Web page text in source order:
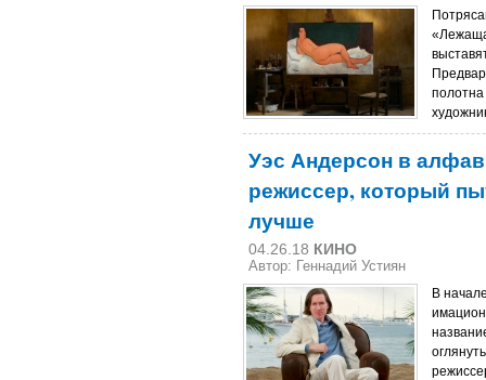
полотна
Уэс Андерсон в
режиссер, который
лучше
04.26.18 КИНО
Автор: Геннадий Устиян
В